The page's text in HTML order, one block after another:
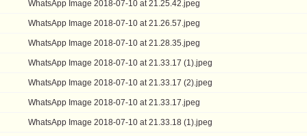
WhatsApp Image 2018-07-10 at 21.25.42.jpeg
WhatsApp Image 2018-07-10 at 21.26.57.jpeg
WhatsApp Image 2018-07-10 at 21.28.35.jpeg
WhatsApp Image 2018-07-10 at 21.33.17 (1).jpeg
WhatsApp Image 2018-07-10 at 21.33.17 (2).jpeg
WhatsApp Image 2018-07-10 at 21.33.17.jpeg
WhatsApp Image 2018-07-10 at 21.33.18 (1).jpeg